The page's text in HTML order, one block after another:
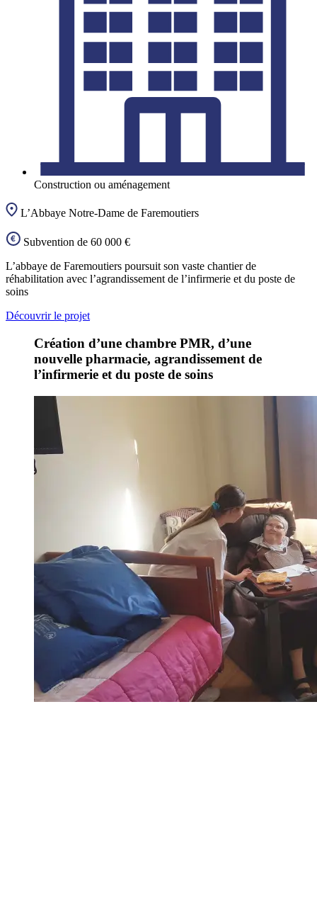
Construction ou aménagement
L’Abbaye Notre-Dame de Faremoutiers
Subvention de 60 000 €
L’abbaye de Faremoutiers poursuit son vaste chantier de
réhabilitation avec l’agrandissement de l’infirmerie et du poste de
soins
Découvrir le projet
Création d’une chambre PMR, d’une
nouvelle pharmacie, agrandissement de
l’infirmerie et du poste de soins